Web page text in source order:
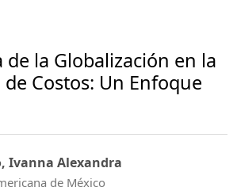
la Globalización en la
Costos: Un Enfoque
Ivanna Alexandra
de México